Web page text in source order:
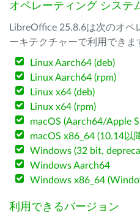
オペレーティング システ
LibreOffice 25.8.6は次のオ
ーキテクチャーで利用できま
Linux Aarch64 (deb)
Linux Aarch64 (rpm)
Linux x64 (deb)
Linux x64 (rpm)
macOS (Aarch64/Apple
macOS x86_64 (10.14以
Windows (32 bit,
Windows Aarch64
Windows x86_64
利用できるバージョン